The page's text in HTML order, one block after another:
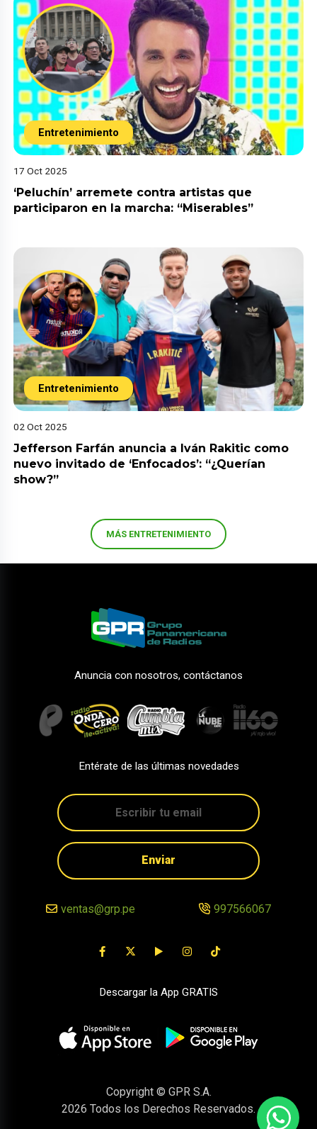
Entretenimiento
17 Oct 2025
‘Peluchín’ arremete contra artistas que
participaron en la marcha: “Miserables”
Entretenimiento
02 Oct 2025
Jefferson Farfán anuncia a Iván Rakitic como
nuevo invitado de ‘Enfocados’: “¿Querían
show?”
MÁS ENTRETENIMIENTO
Anuncia con nosotros, contáctanos
Entérate de las últimas novedades
Enviar
ventas@grp.pe 997566067
Descargar la App GRATIS
Copyright © GPR S.A.
2026 Todos los Derechos Reservados.